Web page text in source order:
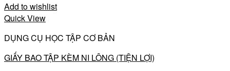
Add to wishlist
Quick View
DỤNG CỤ HỌC TẬP CƠ BẢN
GIẤY BAO TẬP KÈM NI LÔNG (TIỆN LỢI)